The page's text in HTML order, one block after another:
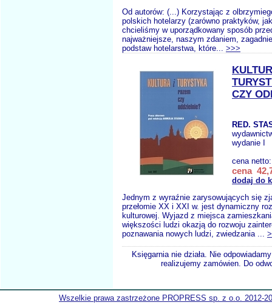
Od autorów: (...) Korzystając z
polskich hotelarzy (zarówno praktyków,
chcieliśmy w uporządkowany sposób
najważniejsze, naszym zdaniem,
podstaw hotelarstwa, które... >>>
CZY
RED.
wydanie I
cena
cena
dodaj do
Jednym z wyraźnie zarysowujących się
przełomie XX i XXI w. jest dynamiczny
kulturowej. Wyjazd z miejsca
większości ludzi okazją do rozwoju
poznawania nowych ludzi, zwiedzania ...
Księgarnia nie działa. Nie
realizujemy zamówien. Do
Wszelkie prawa zastrzeżone PROPRESS sp. z o.o. 2012-